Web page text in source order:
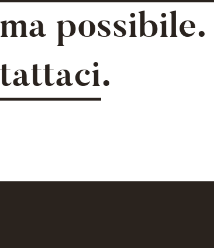
possibile.
.